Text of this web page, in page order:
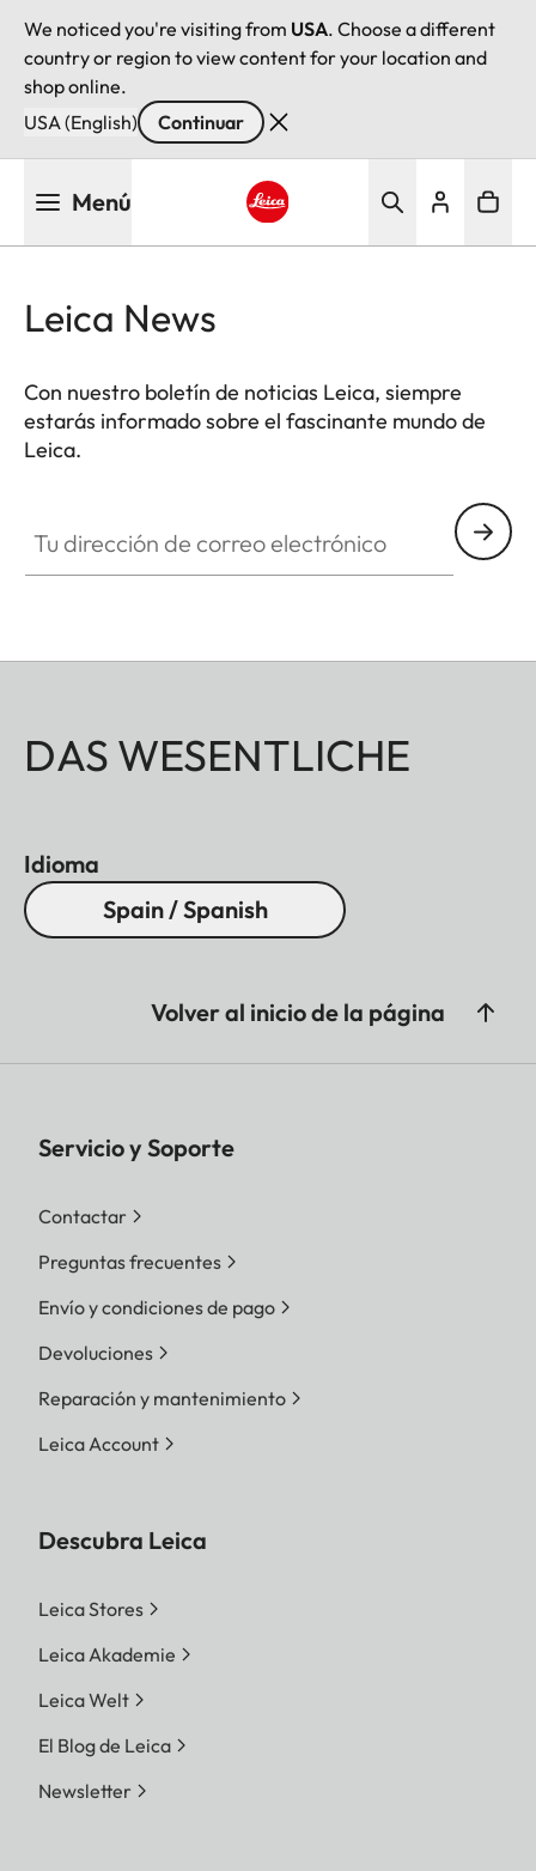
We noticed you're visiting from USA. Choose a different
country or region to view content for your location and
shop online.
USA (English)
Continuar
Menú
Leica News
Con nuestro boletín de noticias Leica, siempre
estarás informado sobre el fascinante mundo de
Leica.
DAS WESENTLICHE
Idioma
Spain / Spanish
Volver al inicio de la página
Servicio y Soporte
Contactar
Preguntas frecuentes
Envío y condiciones de pago
Devoluciones
Reparación y mantenimiento
Leica Account
Descubra Leica
Leica Stores
Leica Akademie
Leica Welt
El Blog de Leica
Newsletter